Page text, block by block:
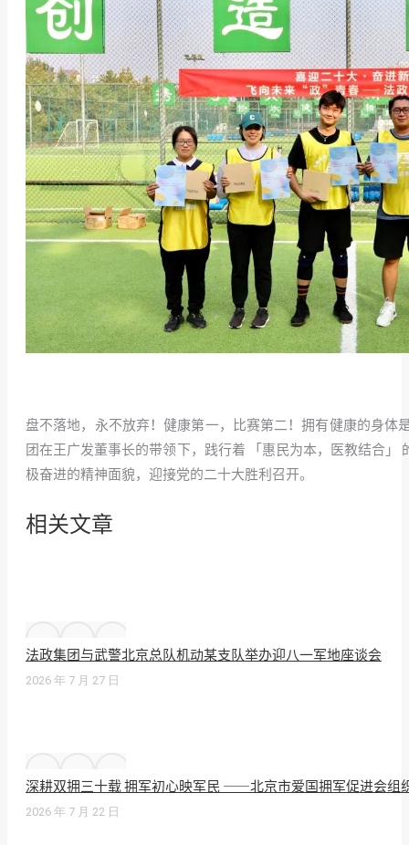
盘不落地，永不放弃！健康第一，比赛第二！拥有健康的身体
团在王广发董事长的带领下，践行着 「惠民为本，医教结合」
极奋进的精神面貌，迎接党的二十大胜利召开。
相关文章
法政集团与武警北京总队机动某支队举办迎八一军地座谈会
2026 年 7 月 27 日
深耕双拥三十载 拥军初心映军民 ——北京市爱国拥军促进会组
2026 年 7 月 22 日